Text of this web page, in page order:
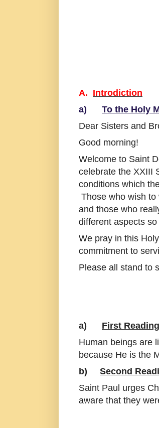
A. Introdiction
a)
To the Holy
Dear Sisters and
Good morning!
Welcome to Saint
celebrate the XXIII
conditions which
Those who wish to
and those who
different aspects
We pray in this
commitment to
Please all stand to
a) First
Human beings are
because He is the
b)
Second
Saint Paul urges
aware that they